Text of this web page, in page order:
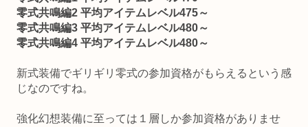
零式共鳴編2 平均アイテムレベル475～
零式共鳴編3 平均アイテムレベル480～
零式共鳴編4 平均アイテムレベル480～
新式装備でギリギリ零式の参加資格がもらえるという感
じなのですね。
強化幻想装備に至っては１層しか参加資格がありませ